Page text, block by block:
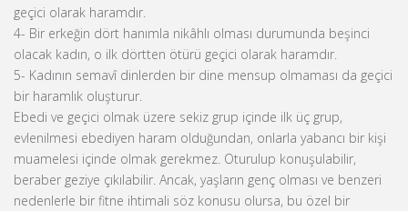
geçici olarak haramdır.
4- Bir erkeğin dört hanımla nikâhlı olması durumunda beşinci
olacak kadın, o ilk dörtten ötürü geçici olarak haramdır.
5- Kadının semavî dinlerden bir dine mensup olmaması da geçici
bir haramlık oluşturur.
Ebedi ve geçici olmak üzere sekiz grup içinde ilk üç grup,
evlenilmesi ebediyen haram olduğundan, onlarla yabancı bir kişi
muamelesi içinde olmak gerekmez. Oturulup konuşulabilir,
beraber geziye çıkılabilir. Ancak, yaşların genç olması ve benzeri
nedenlerle bir fitne ihtimali söz konusu olursa, bu özel bir